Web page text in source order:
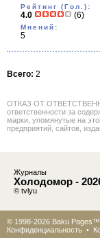
Рейтинг (Гол.):
4.0 (6)
Мнений:
5
Всего: 2
ОТКАЗ ОТ
ответственности за
марки, упомянутые на
предприятий, сайтов,
Журналы
Холодомор -
© tvlyu
© 1998-2026 Baku
Конфиденциальность •